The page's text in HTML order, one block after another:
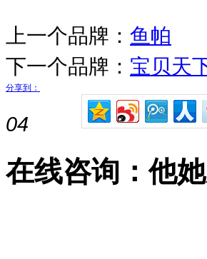
上一个品牌： 鱼帕
下一个品牌： 宝贝天
分享到：
04
在线咨询：他